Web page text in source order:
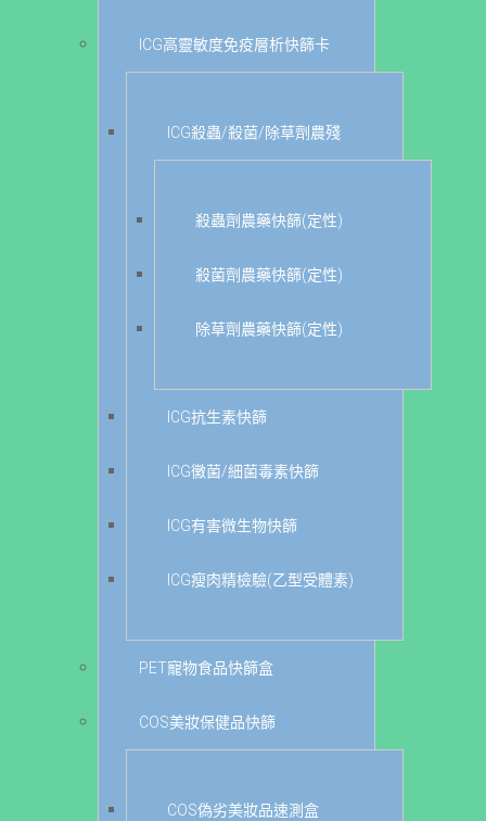
ICG高靈敏度免疫層析快篩卡
ICG殺蟲/殺菌/除草劑農殘
殺蟲劑農藥快篩(定性)
殺菌劑農藥快篩(定性)
除草劑農藥快篩(定性)
ICG抗生素快篩
ICG黴菌/細菌毒素快篩
ICG有害微生物快篩
ICG瘦肉精檢驗(乙型受體素)
PET寵物食品快篩盒
COS美妝保健品快篩
COS偽劣美妝品速測盒